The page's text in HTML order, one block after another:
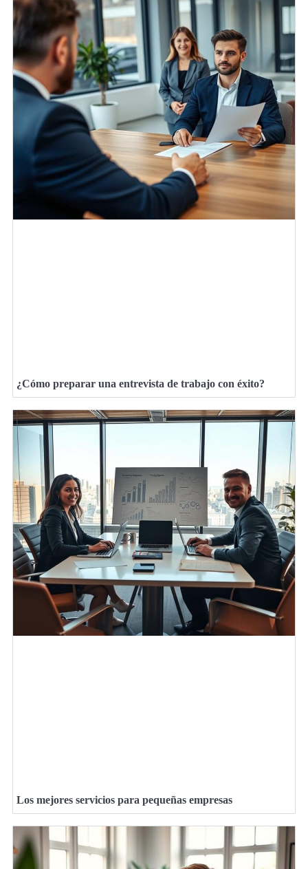
¿Cómo preparar una entrevista de trabajo con éxito?
Los mejores servicios para pequeñas empresas